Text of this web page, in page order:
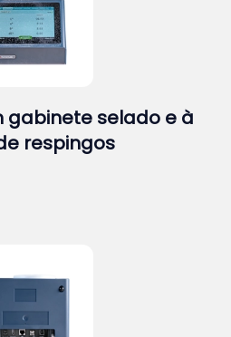
selado e à
respingos